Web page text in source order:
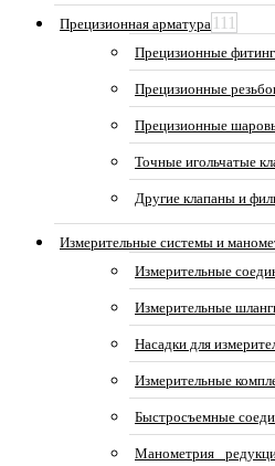
Прецизионная арматура 111
Прецизионные
Прецизионные
Прецизионные
Точные игольчатые
Другие клапаны и
Измерительные системы и
Измерительные
Измерительные
Насадки для
Измерительные
Быстросъемные
Манометрия_